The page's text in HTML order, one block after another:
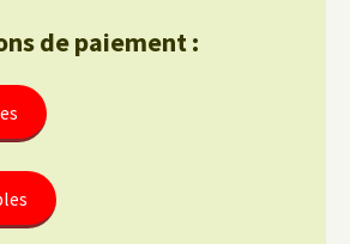
de paiement :